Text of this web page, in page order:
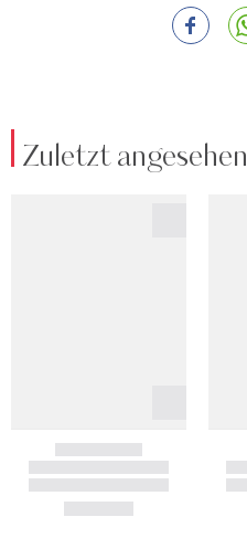
Zuletzt angesehen